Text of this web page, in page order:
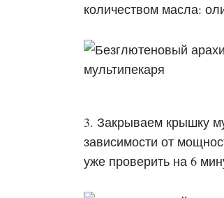
количеством масла:
3. Закрываем крышку
зависимости от
уже проверить на 6